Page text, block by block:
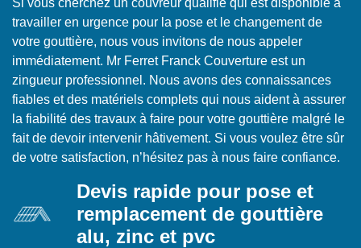
travailler en urgence pour la pose et le changement de
votre gouttière, nous vous invitons de nous appeler
immédiatement. Mr Ferret Franck Couverture est un
zingueur professionnel. Nous avons des connaissances
fiables et des matériels complets qui nous aident à assurer
la fiabilité des travaux à faire pour votre gouttière malgré le
fait de devoir intervenir hâtivement. Si vous voulez être sûr
de votre satisfaction, n’hésitez pas à nous faire confiance.
Devis rapide pour pose et
remplacement de gouttière
alu, zinc et pvc